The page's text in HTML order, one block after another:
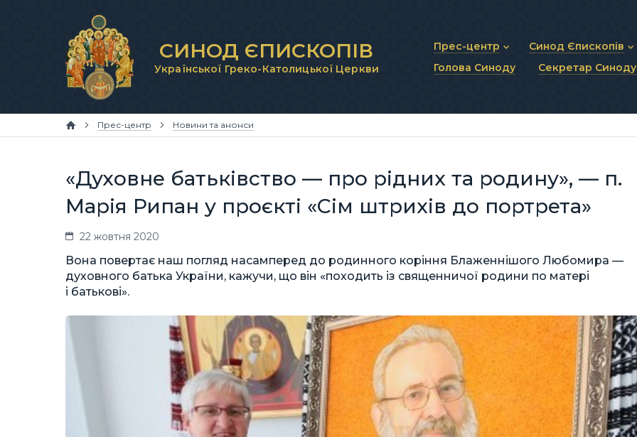
СИНОД ЄПИСКОПІВ
Української Греко-Католицької Церкви
Прес-центр
Новини та анонси
Синод Єпископів
Статут Синоду
Синодальні органи
Голова Синоду Секретар Синоду
Прес-центр Новини та анонси
«Духовне батьківство — про рідних та родину», — п.
Марія Рипан у проєкті «Сім штрихів до портрета»
22 жовтня 2020
Вона повертає наш погляд насамперед до родинного коріння Блаженнішого Любомира —
духовного батька України, кажучи, що він «походить із священничої родини по матері
і батькові».